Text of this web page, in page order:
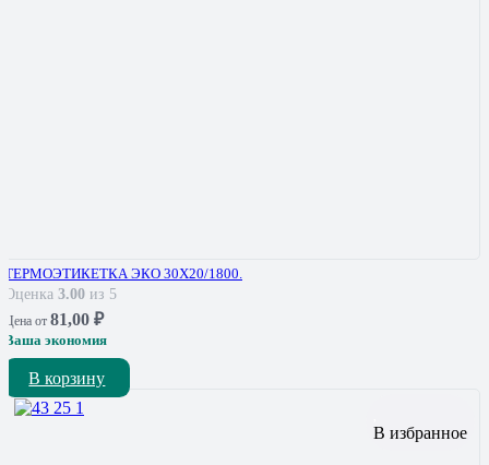
ТЕРМОЭТИКЕТКА ЭКО 30Х20/1800.
Оценка 3.00 из 5
Цена от 81,00 ₽
Ваша экономия
В корзину
В избранное